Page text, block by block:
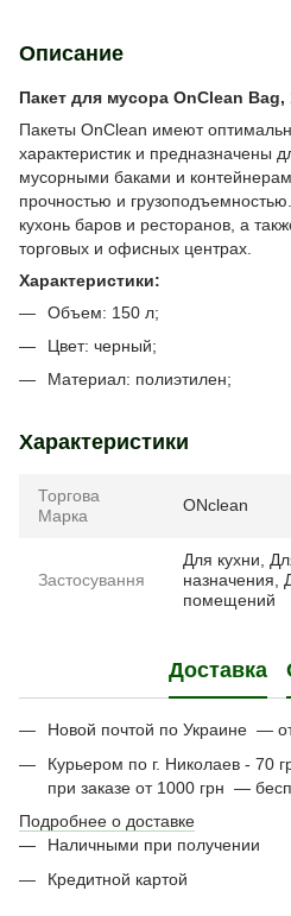
Описание
Пакет для мусора OnClean Bag,
Пакеты OnClean имеют
характеристик и предназначены
мусорными баками и
прочностью и
кухонь баров и ресторанов, а
торговых и офисных центрах.
Характеристики:
Объем: 150 л;
Цвет: черный;
Материал: полиэтилен;
Характеристики
Торгова
Марка
ONclean
Застосування
Для кухни,
назначения,
помещений
Доставка
Новой почтой по Украине —
Курьером по г. Николаев - 70
при заказе от 1000 грн —
Подробнее о доставке
Наличными при получении
Кредитной картой